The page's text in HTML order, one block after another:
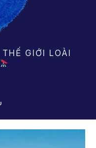
GIỚI LOÀI